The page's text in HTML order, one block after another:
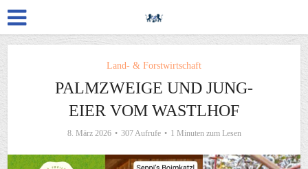
Land- & Forstwirtschaft
PALMZWEIGE UND JUNG-
EIER VOM WASTLHOF
8. März 2026 307 Aufrufe 1 Minuten zum Lesen